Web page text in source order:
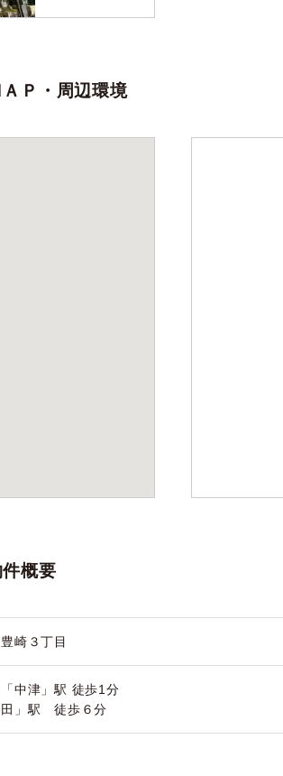
Ｐ・周辺環境
概要
崎３丁目
中津」駅 徒歩1分
田」駅 徒歩６分